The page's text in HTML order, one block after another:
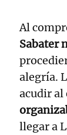
Al
Sabater
alegría.
acudir al
llegar a